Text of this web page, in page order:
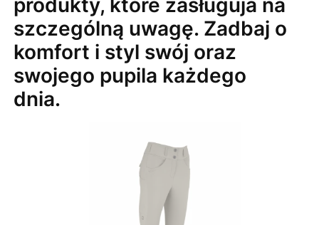
produkty, które zasługuja na
szczególną uwagę. Zadbaj o
komfort i styl swój oraz
swojego pupila każdego
dnia.